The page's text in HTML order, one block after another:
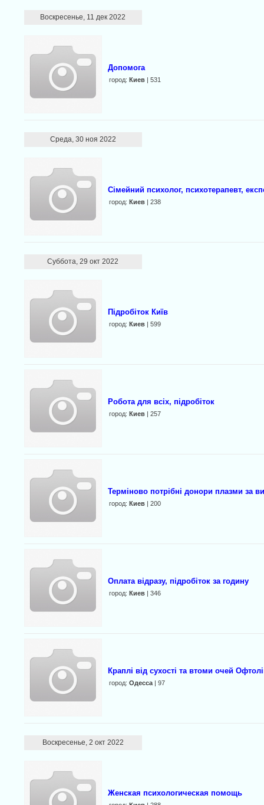
Воскресенье, 11 дек 2022
Допомога
город: Киев| 531
Среда, 30 ноя 2022
Сімейний психолог, психотерапевт,
город: Киев| 238
Суббота, 29 окт 2022
Підробіток Київ
город: Киев| 599
Робота для всіх, підробіток
город: Киев| 257
Терміново потрібні донори плазми за
город: Киев| 200
Оплата відразу, підробіток за годину
город: Киев| 346
Краплі від сухості та втоми очей
город: Одесса| 97
Воскресенье, 2 окт 2022
Женская психологическая помощь